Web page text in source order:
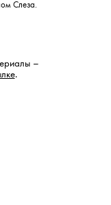
Слеза.
–
.